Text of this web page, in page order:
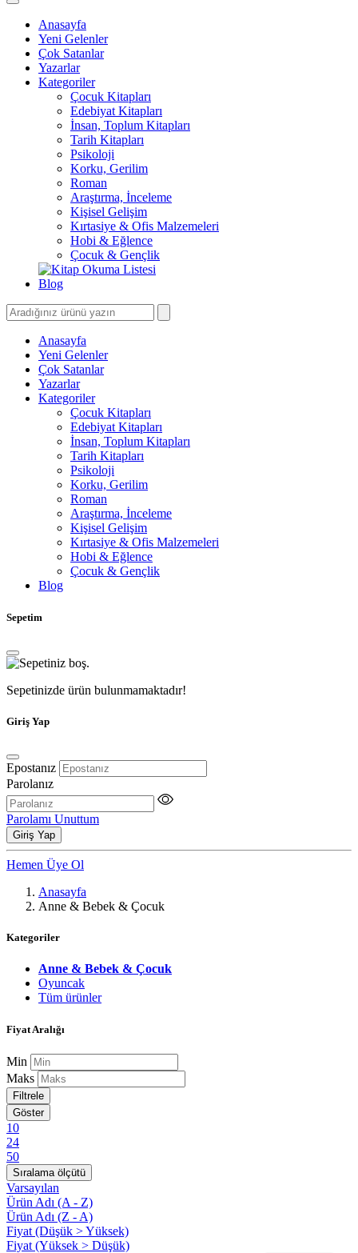
Anasayfa
Yeni Gelenler
Çok Satanlar
Yazarlar
Kategoriler
Çocuk Kitapları
Edebiyat Kitapları
İnsan, Toplum Kitapları
Tarih Kitapları
Psikoloji
Korku, Gerilim
Roman
Araştırma, İnceleme
Kişisel Gelişim
Kırtasiye & Ofis Malzemeleri
Hobi & Eğlence
Çocuk & Gençlik
Blog
Anasayfa
Yeni Gelenler
Çok Satanlar
Yazarlar
Kategoriler
Çocuk Kitapları
Edebiyat Kitapları
İnsan, Toplum Kitapları
Tarih Kitapları
Psikoloji
Korku, Gerilim
Roman
Araştırma, İnceleme
Kişisel Gelişim
Kırtasiye & Ofis Malzemeleri
Hobi & Eğlence
Çocuk & Gençlik
Blog
Sepetim
Sepetinizde ürün bulunmamaktadır!
Giriş Yap
Epostanız
Parolanız
Parolamı Unuttum
Giriş Yap
Hemen Üye Ol
Anasayfa
Anne & Bebek & Çocuk
Kategoriler
Anne & Bebek & Çocuk
Oyuncak
Tüm ürünler
Fiyat Aralığı
Min
Maks
Filtrele
Göster
10
24
50
Sıralama ölçütü
Varsayılan
Ürün Adı (A - Z)
Ürün Adı (Z - A)
Fiyat (Düşük > Yüksek)
Fiyat (Yüksek > Düşük)